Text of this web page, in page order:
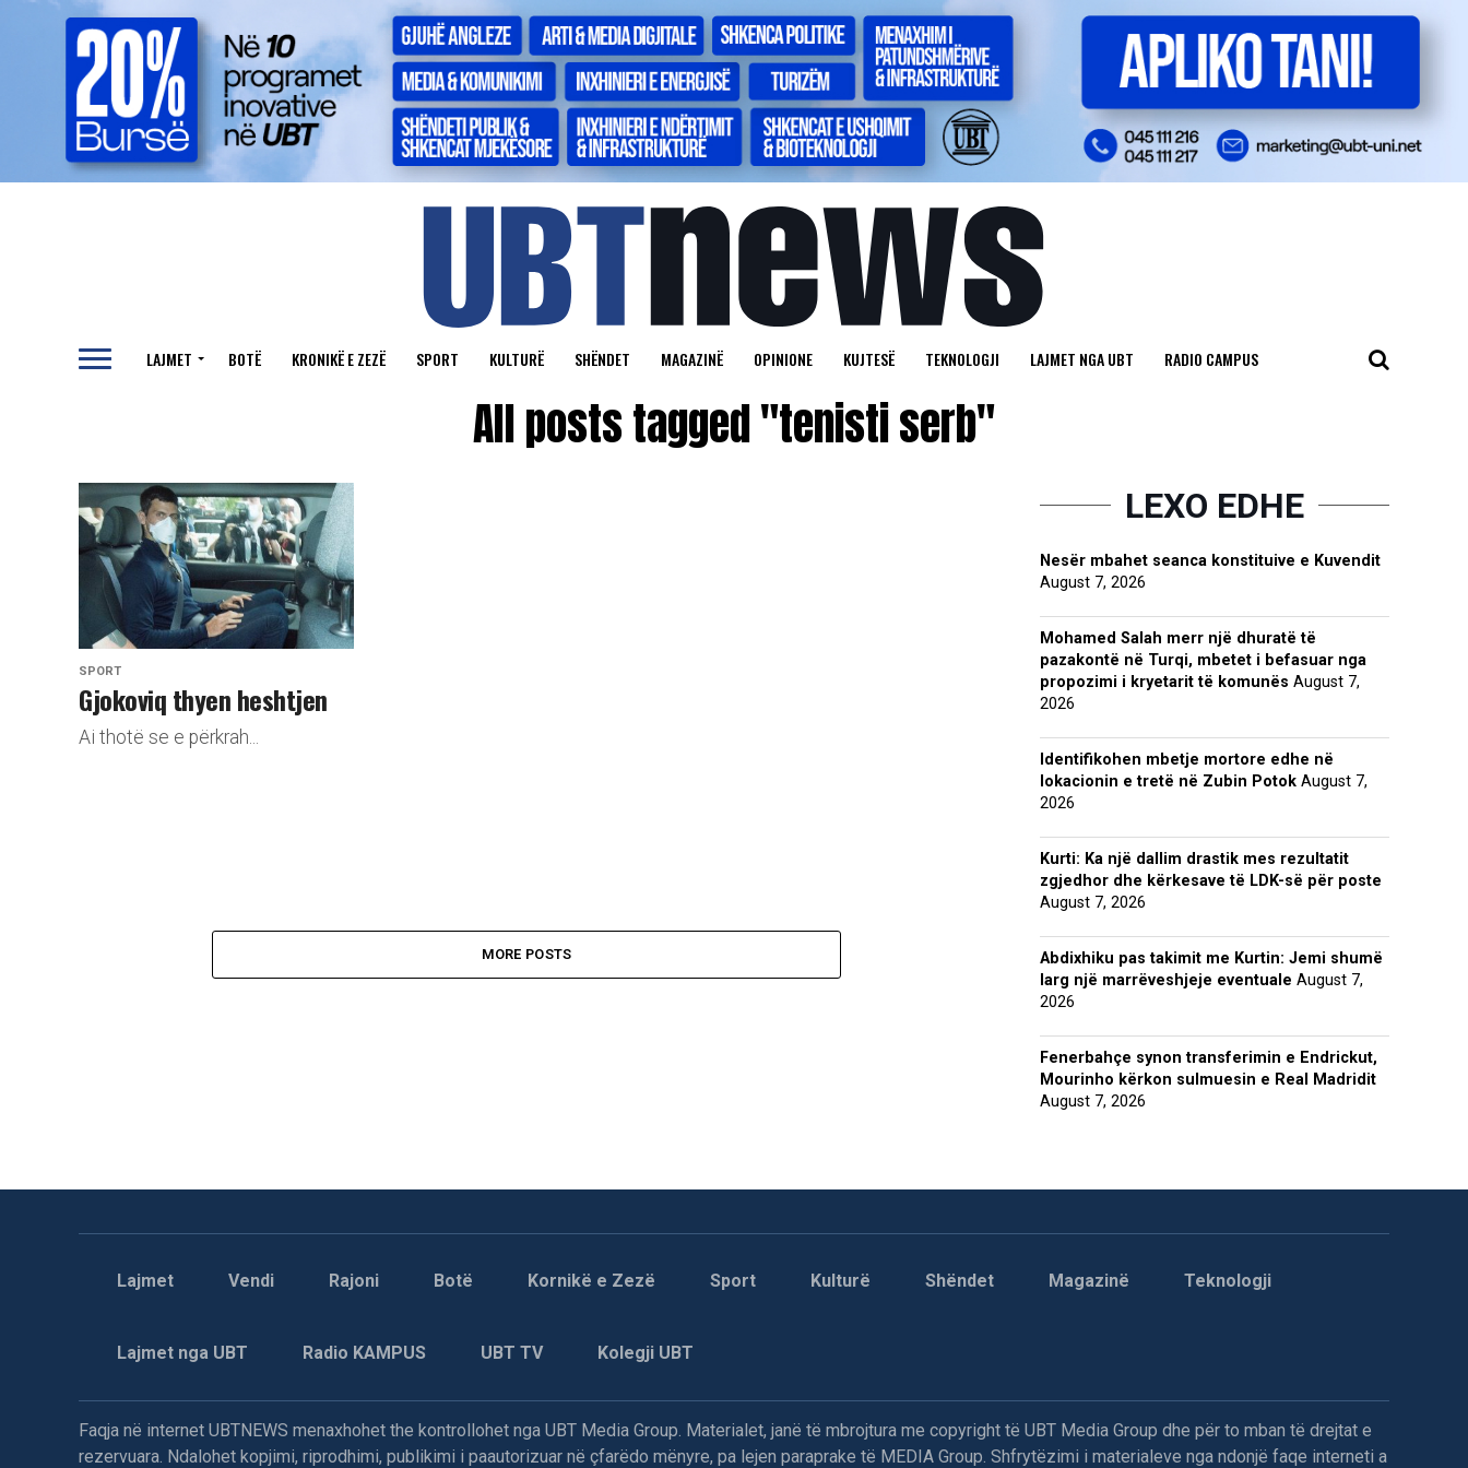
LAJMET BOTË KRONIKË E ZEZË SPORT KULTURË SHËNDET MAGAZINË OPINIONE KUJTESË TEKNOLOGJI LAJMET NGA UBT RADIO CAMPUS
All posts tagged "tenisti serb"
SPORT
Gjokoviq thyen heshtjen
Ai thotë se e përkrah...
MORE POSTS
LEXO EDHE
Nesër mbahet seanca konstituive e Kuvendit
August 7, 2026
Mohamed Salah merr një dhuratë të
pazakontë në Turqi, mbetet i befasuar nga
propozimi i kryetarit të komunës August 7,
2026
Identifikohen mbetje mortore edhe në
lokacionin e tretë në Zubin Potok August 7,
2026
Kurti: Ka një dallim drastik mes rezultatit
zgjedhor dhe kërkesave të LDK-së për poste
August 7, 2026
Abdixhiku pas takimit me Kurtin: Jemi shumë
larg një marrëveshjeje eventuale August 7,
2026
Fenerbahçe synon transferimin e Endrickut,
Mourinho kërkon sulmuesin e Real Madridit
August 7, 2026
Lajmet Vendi Rajoni Botë Kornikë e Zezë Sport Kulturë Shëndet Magazinë Teknologji
Lajmet nga UBT Radio KAMPUS UBT TV Kolegji UBT
Faqja në internet UBTNEWS menaxhohet the kontrollohet nga UBT Media Group. Materialet, janë të mbrojtura me copyright të UBT Media Group dhe për to mban të drejtat e
rezervuara. Ndalohet kopjimi, riprodhimi, publikimi i paautorizuar në çfarëdo mënyre, pa lejen paraprake të MEDIA Group. Shfrytëzimi i materialeve nga ndonjë faqe interneti a